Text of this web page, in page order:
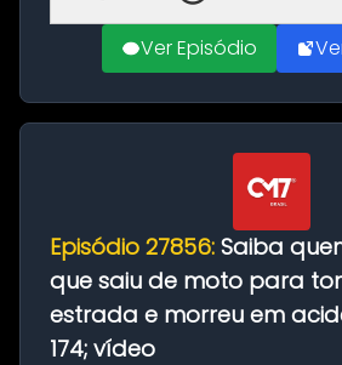
Ver Episódio
Episódio 27856: Saiba
que saiu de moto para
estrada e morreu em
174; vídeo